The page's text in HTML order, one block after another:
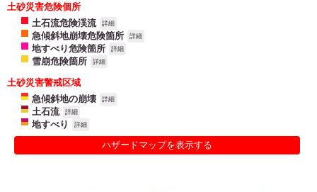
土砂災害危険個所
土石流危険渓流
詳細
急傾斜地崩壊危険箇所 詳細
地すべり危険箇所 詳細
雪崩危険箇所 詳細
土砂災害警戒区域
急傾斜地の崩壊
詳細
土石流 詳細
地すべり 詳細
ハザードマップを表示する